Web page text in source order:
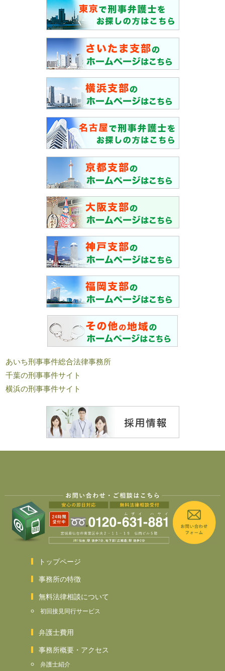
あいち刑事事件総合法律事務所
千葉の刑事事件サイト
横浜の刑事事件サイト
トップページ
事務所の特徴
無料法律相談について
初回接見同行サービス
弁護士費用
事務所概要・アクセス
弁護士紹介